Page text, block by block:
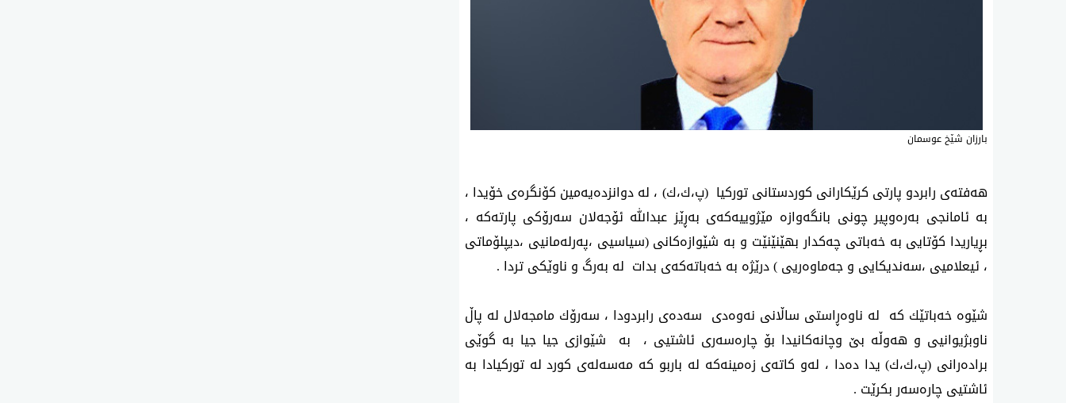
‌بارزان شێخ عوسمان
هەفتەی رابردو پارتی کرێکارانی کوردستانی تورکیا (پ،ك،ك) ، لە دوانزدەیەمین کۆنگرەی خۆیدا ،
بە ئامانجی بەرەوپیر چونی بانگەوازە مێژوییەکەی بەڕێز عبداللە ئۆجەلان سەرۆکی پارتەکە ،
بڕیاریدا کۆتایی بە خەباتی چەکدار بهێنێنێت و بە شێوازەکانی (سیاسیی ،پەرلەمانیی ،دیپلۆماتی
، ئیعلامیی ،سەندیکایی و جەماوەریی ) درێژە بە خەباتەکەی بدات لە بەرگ و ناوێکی تردا .
شێوە خەباتێك کە لە ناوەڕاستی ساڵانی نەوەدی سەدەی رابردودا ، سەرۆك مامجەلال لە پاڵ
ناوبژیوانیی و هەوڵە بێ وچانەکانیدا بۆ چارەسەری ئاشتیی ، بە شێوازی جیا جیا بە گوێی
برادەرانی (پ،ك،ك) یدا دەدا ، لەو کاتەی زەمینەکە لە باربو کە مەسەلەی کورد لە تورکیادا بە
ئاشتیی چارەسەر بکرێت .